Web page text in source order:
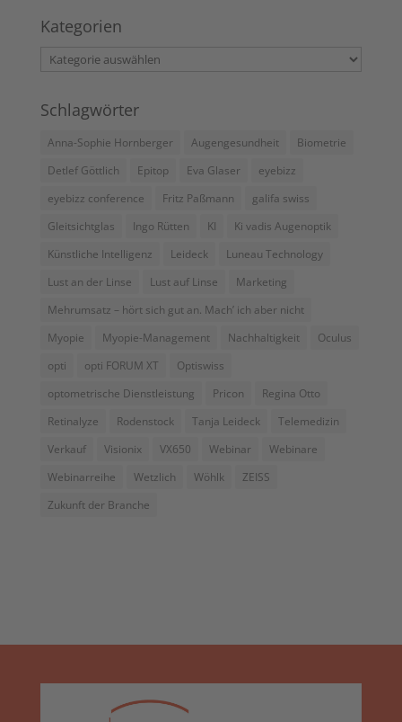
Kategorien
Kategorien
Schlagwörter
Anna-Sophie Hornberger Augengesundheit
Biometrie
Detlef Göttlich
Epitop Eva Glaser
eyebizz
eyebizz conference
Fritz Paßmann
galifa swiss
Gleitsichtglas
Ingo Rütten KI
Ki vadis Augenoptik
Künstliche Intelligenz
Leideck
Luneau Technology
Lust an der Linse
Lust auf Linse
Marketing
Mehrumsatz – hört sich gut an. Mach’ ich aber nicht
Myopie
Myopie-Management Nachhaltigkeit
Oculus
opti
opti FORUM XT
Optiswiss
optometrische Dienstleistung
Pricon
Regina Otto
Retinalyze
Rodenstock Tanja Leideck
Telemedizin
Verkauf
Visionix VX650 Webinar
Webinare
Webinarreihe
Wetzlich Wöhlk
ZEISS
Zukunft der Branche